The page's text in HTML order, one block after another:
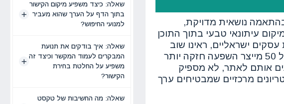
בהתאמה נושאית מדויקת,
עיתונאי טבעי בתוך התוכן
ישראליים, ראינו שוב
ושוב שקישור אחד ממוקד היטב מאתר בעל Domain Rating של 50 מייצר השפעה חזקה יותר
אותם לאתר, לא מספיק
מרכזיים שמבטיחים ערך
שאלה: כיצד משפיע מיקום הקישור
בתוך הדף על הערך שהוא מעביר
למנועי החיפוש?
שאלה: איך בודקים את תנועת
המבקרים לעמוד המקשר וכיצד זה
משפיע על החלטת בחירת
הקישור?
שאלה: מה החשיבות של טקסט